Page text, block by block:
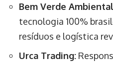
Bem Verde
tecnologia 100%
resíduos e logística
Urca Trading: